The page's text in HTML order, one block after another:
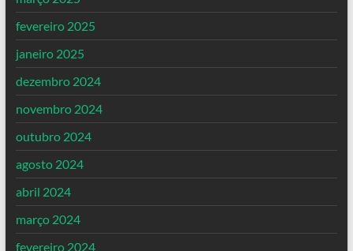
fevereiro 2025
janeiro 2025
dezembro 2024
novembro 2024
outubro 2024
agosto 2024
abril 2024
março 2024
fevereiro 2024